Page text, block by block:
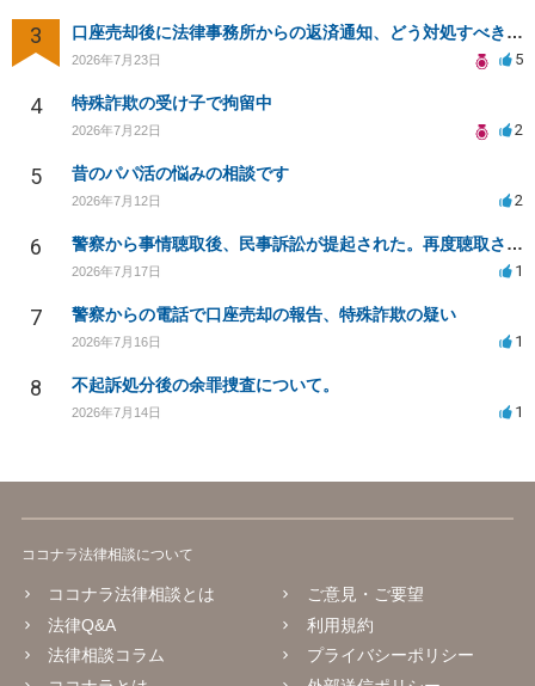
3 口座売却後に法律事務所からの返済通知、どう対処すべきか？
2026年7月23日 5
4 特殊詐欺の受け子で拘留中
2026年7月22日 2
5 昔のパパ活の悩みの相談です
2026年7月12日 2
6 警察から事情聴取後、民事訴訟が提起された。再度聴取される可能性は？
2026年7月17日 1
7 警察からの電話で口座売却の報告、特殊詐欺の疑い
2026年7月16日 1
8 不起訴処分後の余罪捜査について。
2026年7月14日 1
ココナラ法律相談について
ココナラ法律相談とは
法律Q&A
法律相談コラム
ご意見・ご要望
利用規約
プライバシーポリシー